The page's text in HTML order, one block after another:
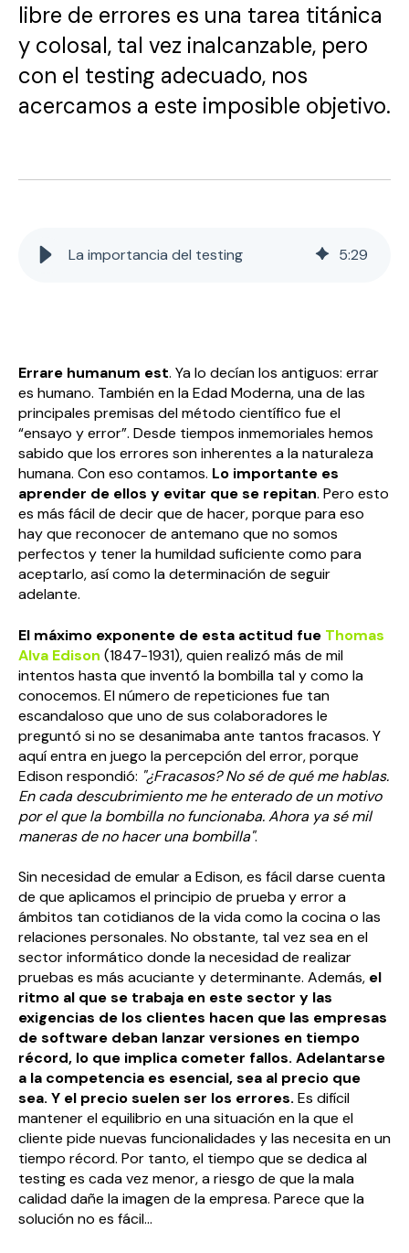
libre de errores es una tarea titánica
y colosal, tal vez inalcanzable, pero
con el testing adecuado, nos
acercamos a este imposible objetivo.
La importancia del testing 5:29
Errare humanum est. Ya lo decían los antiguos: errar
es humano. También en la Edad Moderna, una de las
principales premisas del método científico fue el
“ensayo y error”. Desde tiempos inmemoriales hemos
sabido que los errores son inherentes a la naturaleza
humana. Con eso contamos. Lo importante es
aprender de ellos y evitar que se repitan. Pero esto
es más fácil de decir que de hacer, porque para eso
hay que reconocer de antemano que no somos
perfectos y tener la humildad suficiente como para
aceptarlo, así como la determinación de seguir
adelante.
El máximo exponente de esta actitud fue Thomas
Alva Edison (1847-1931), quien realizó más de mil
intentos hasta que inventó la bombilla tal y como la
conocemos. El número de repeticiones fue tan
escandaloso que uno de sus colaboradores le
preguntó si no se desanimaba ante tantos fracasos. Y
aquí entra en juego la percepción del error, porque
Edison respondió: "¿Fracasos? No sé de qué me hablas.
En cada descubrimiento me he enterado de un motivo
por el que la bombilla no funcionaba. Ahora ya sé mil
maneras de no hacer una bombilla".
Sin necesidad de emular a Edison, es fácil darse cuenta
de que aplicamos el principio de prueba y error a
ámbitos tan cotidianos de la vida como la cocina o las
relaciones personales. No obstante, tal vez sea en el
sector informático donde la necesidad de realizar
pruebas es más acuciante y determinante. Además, el
ritmo al que se trabaja en este sector y las
exigencias de los clientes hacen que las empresas
de software deban lanzar versiones en tiempo
récord, lo que implica cometer fallos. Adelantarse
a la competencia es esencial, sea al precio que
sea. Y el precio suelen ser los errores. Es difícil
mantener el equilibrio en una situación en la que el
cliente pide nuevas funcionalidades y las necesita en un
tiempo récord. Por tanto, el tiempo que se dedica al
testing es cada vez menor, a riesgo de que la mala
calidad dañe la imagen de la empresa. Parece que la
solución no es fácil…